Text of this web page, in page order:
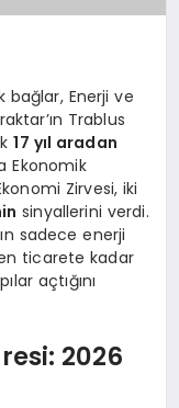
bağlar, Enerji ve
Trablus
17 yıl aradan
Ekonomik
Zirvesi, iki
sinyallerini verdi.
sadece enerji
ticarete kadar
açtığını
2026